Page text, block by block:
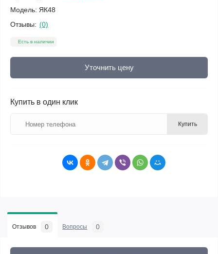
Модель: ЯК48
Отзывы: (0)
Есть в наличии
Уточнить цену
Купить в один клик
Купить
Отзывов 0 Вопросы 0